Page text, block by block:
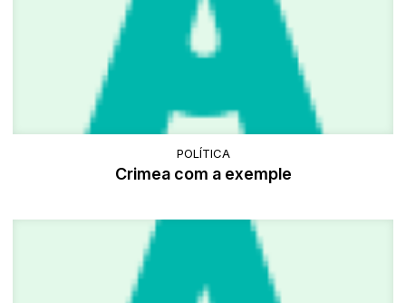
POLÍTICA
Crimea com a exemple